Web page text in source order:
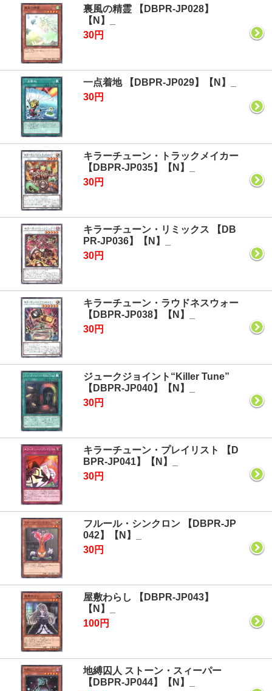
裏風の精霊 【DBPR-JP028】
【N】_
30円
一点着地 【DBPR-JP029】【N】_
30円
キラーチューン・トラックメイカー
【DBPR-JP035】【N】_
30円
キラーチューン・リミックス 【DB
PR-JP036】【N】_
30円
キラーチューン・ラウドネスウォー
【DBPR-JP038】【N】_
30円
ジュークジョイント“Killer Tune”
【DBPR-JP040】【N】_
30円
キラーチューン・プレイリスト 【D
BPR-JP041】【N】_
30円
フルール・シンクロン 【DBPR-JP
042】【N】_
30円
屋敷わらし 【DBPR-JP043】
【N】_
100円
地縛囚人 ストーン・スィーパー
【DBPR-JP044】【N】_